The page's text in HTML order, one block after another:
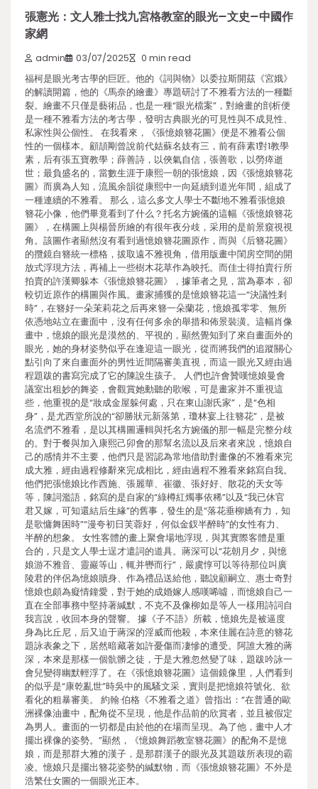
張憲光：文人雅士找九宮格教室的眼光–文史–中國作
家網
admin 03/07/2025 0 min read
福柯是眼光考古學的巨匠。他的《詞與物》以委拉斯開茲《宮娥》
的解讀開篇，他的《馬奈的繪畫》專題研討了不雅看方法的一種斷
裂。繪畫不只僅是藝術品，也是一種“眼光檔案”，對繪畫的剖析便
是一種不雅看方法的考古學，發明古典眼光的可見性與不成見性、
私家性與公個性。 在我看來，《張憶娘簪花圖》便是不雅看公個
性的一個樣本。顧頡剛曾說前代姑蘇名妓有三，前有薛素1對1教學
素，后有張五寶教學；薛善詩，以俠氣自信，張善歌，以勞瘁逝
世；最負盛名的，當數生涯于康熙一朝的張憶娘，因《張憶娘簪花
圖》而廣為人知，流風余韻從康熙中一向延續到道光年間，組成了
一種連續的不雅看。 那么，這么多文人學士不斷地不雅看張憶娘
簪花小像，他們畢竟看到了什么？托名方婉儀的這幅《張憶娘簪花
圖》，在構圖上與楊晉所繪的有很年夜分歧，采用的是前景窺視視
角。該圖作者顯然沒有看到過憶娘簪花圖原作，而與《后簪花圖》
的攬鏡自簪統一標格，拔取遠不雅視角，借用版畫中閨房空間的開
放式浮現方法，再補上一些樹木花草作為映托。而佳士得拍賣行所
拍賣的許漢卿躲本《張憶娘簪花圖》，據筆者之見，當為摹本，卻
較切近原作的構圖與作風。畫家捕獲的是憶娘簪花這一“決議性剎
時”，在簪好一朵茉莉花之后再來簪一朵蘭花，憶娘孤零零、無所
依憑地站立在畫面中，沒有任何多余的舉措和佈景裝潢。這幅肖像
畫中，憶娘的眼光是漠然的、平視的，顯然覺知到了來自畫面外的
眼光，她的身材姿勢似乎在逢迎這一眼光，從而將我們的追蹤關心
點引向了來自畫面外的男性近間隔審美直視，而這一眼光又經由過
程題跋的書寫完成了它的陳說生孩子。 人們也許會贊嘆憶娘曼會
議室出租妙的舞姿，會觀賞她動聽的歌喉，可是畫家并不重視這
些，他重視的是“妝成金屋躲何處，只在東山謝氏家”，是“色相
身”，是尤西堂所說的“卻勝狀元新落第，瓊林宴上往簪花”，是被
名流們不雅看，是以其構圖邏輯與托名方婉儀的那一幅是完整分歧
的。對于餐與加入康熙己卯會的那幫名流以及后來者來說，憶娘自
己的感情并不主要，他們只是習認為常地借助對畫像的不雅看來完
成大雅，經由過程修辭來完成相比，經由過程不雅看來銘寫自我。
他們把張憶娘比作西施、張麗華、崔徽、張好好、散花的天女等
等，陳詞濫語，銘寫的是自家的“綠樽紅燭事依稀”以及“我已休官
君又嫁，可知還結后生緣”的舊事，發生的是“落花垂柳嬌有力，知
是歌慵舞困時”“漫夸初日芙蓉好，何似金釵半醉時”的女性有力、
半醉的想象。 女性客體的畫上聚會場地浮現，與其實際客體是重
合的，只是文人學士逞才遣詞的道具。蔣深可以“花朝月夕，與憶
娘游不雅音、靈巖等山，輒并轡而行”，嚴虞惇可以等待那位叫廣
陵君的伴侶為憶娘贖身、作為禮品送給他，聽說顧嗣立、惠士奇對
憶娘也頗為癡情鐘愛，對于她的成婚嫁人感嘆唏噓，而憶娘自己一
直在全部事務中堅持著緘默，不克不及像柳如是等人一樣用詩詞自
我言說，收回本身的聲響。 據《子不語》所載，憶娘先是被逼度
身為比丘尼，后又迫于蔣深的淫威而他殺，本來佳麗在詩意的簪花
題詠表象之下，居然暗藏著如許憂傷而凄慘的遭受。阿誰大雅的蔣
深，本來是那樣一個骯髒之徒，于是大雅忽然變了味，題跋吟詠一
會兒變得幽默輕浮了。在《張憶娘簪花圖》這個鏡像里，人們看到
的似乎是“康乾亂世”時吳中的風騷文采，實則是把憶娘符號化、欲
看化的粗暴審美。 約翰·伯格《不雅看之道》曾指出：“在普通的歐
洲裸像油畫中，配角從不呈現，他是作品前的欣賞者，並且被假定
為男人。畫面的一切都是由於他的在場而呈現。為了他，畫中人才
擺出裸像的姿勢。”顯然，《憶娘舞蹈教室簪花圖》的配角不是憶
娘，而是那群大雅的漢子，是那群漢子的眼光及其題跋所表現的霸
凌。憶娘只是擺出簪花姿勢的緘默物，而《張憶娘簪花圖》不外是
浩繁仕女圖的一個眼光正本。